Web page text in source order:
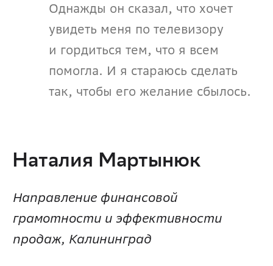
Однажды он сказал, что хочет
увидеть меня по телевизору
и гордиться тем, что я всем
помогла. И я стараюсь сделать
так, чтобы его желание сбылось.
Наталия Мартынюк
Направление финансовой
грамотности и эффективности
продаж, Калининград